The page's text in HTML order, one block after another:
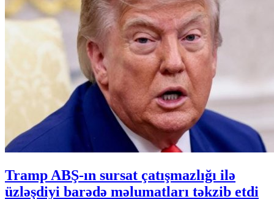
Tramp ABŞ-ın sursat çatışmazlığı ilə
üzləşdiyi barədə məlumatları təkzib etdi